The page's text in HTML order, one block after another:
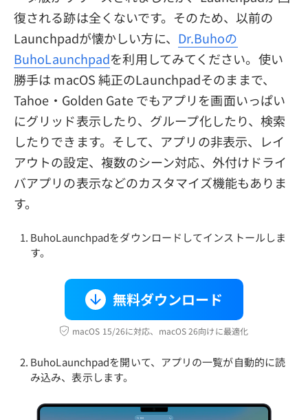
復される跡は全くないです。そのため、以前の
Launchpadが懐かしい方に、 Dr.Buhoの
BuhoLaunchpadを利用してみてください。使い
勝手は macOS 純正のLaunchpadそのままで、
Tahoe・Golden Gate でもアプリを画面いっぱい
にグリッド表示したり、グループ化したり、検索
したりできます。そして、アプリの非表示、レイ
アウトの設定、複数のシーン対応、外付けドライ
バアプリの表示などのカスタマイズ機能もありま
す。
BuhoLaunchpadをダウンロードしてインストールしま
す。
無料ダウンロード
macOS 15/26に対応、macOS 26向けに最適化
BuhoLaunchpadを開いて、アプリの一覧が自動的に読
み込み、表示します。